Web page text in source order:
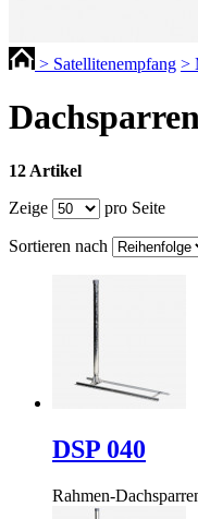
> Satellitenempfang >
12 Artikel
Zeige
pro Seite
Sortieren nach
DSP 040
Rahmen-